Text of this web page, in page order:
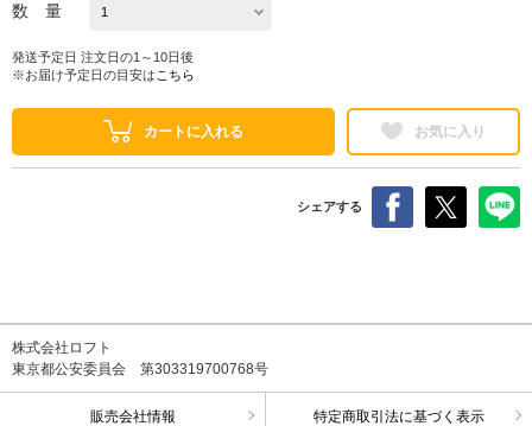
数 量
発送予定日 注文日の1～10日後
※お届け予定日の目安は こちら
カートに入れる お気に入り
シェアする
株式会社ロフト
東京都公安委員会 第303319700768号
販売会社情報 特定商取引法に基づく表示